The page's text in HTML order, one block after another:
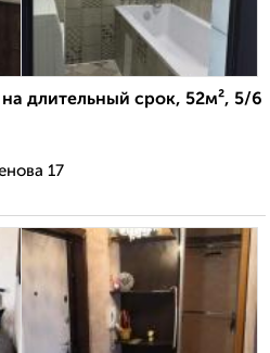
длительный срок, 52м², 5/6
17